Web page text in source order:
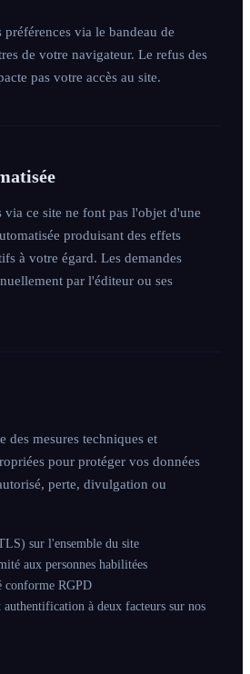
via le bandeau de
de votre navigateur. Le refus des
pas votre accès au site.
via ce site ne font pas l'objet d'une
produisant des effets
à votre égard. Les demandes
par l'éditeur ou ses
des mesures techniques et
pour protéger vos données
perte, divulgation ou
sur l'ensemble du site
aux personnes habilitées
conforme RGPD
authentification à deux facteurs sur nos